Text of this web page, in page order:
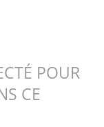
POUR
CE